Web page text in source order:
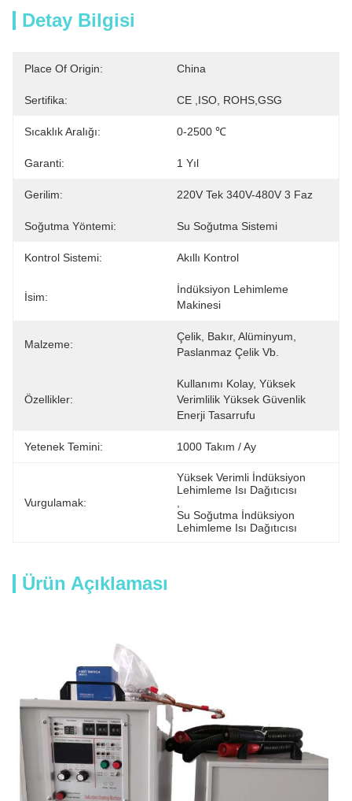
Detay Bilgisi
Place Of Origin: China
Sertifika: CE ,ISO, ROHS,GSG
Sıcaklık Aralığı: 0-2500 ℃
Garanti: 1 Yıl
Gerilim: 220V Tek 340V-480V 3 Faz
Soğutma Yöntemi: Su Soğutma Sistemi
Kontrol Sistemi: Akıllı Kontrol
İsim:
İndüksiyon Lehimleme
Makinesi
Malzeme:
Çelik, Bakır, Alüminyum,
Paslanmaz Çelik Vb.
Özellikler:
Kullanımı Kolay, Yüksek
Verimlilik Yüksek Güvenlik
Enerji Tasarrufu
Yetenek Temini: 1000 Takım / Ay
Vurgulamak:
Yüksek Verimli İndüksiyon
Lehimleme Isı Dağıtıcısı
Su Soğutma İndüksiyon
Lehimleme Isı Dağıtıcısı
Ürün Açıklaması